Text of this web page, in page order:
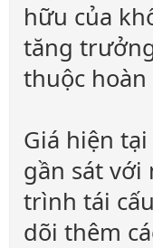
hữu của
tăng
thuộc
Giá hiện
gần sát với
trình tái
dõi thêm